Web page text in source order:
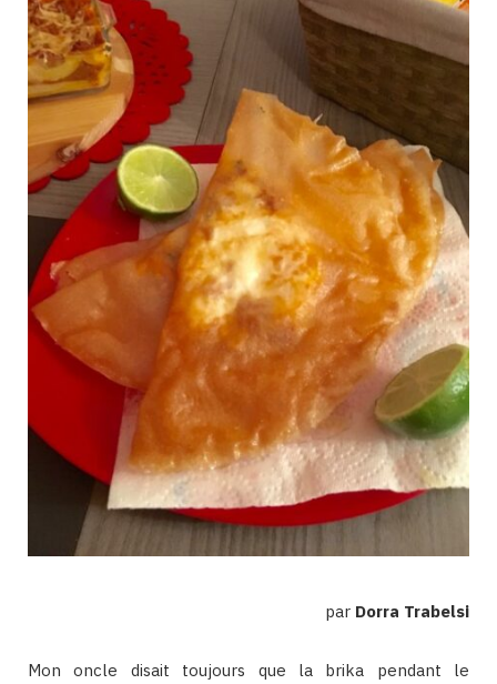
par Dorra Trabelsi
Mon oncle disait toujours que la brika pendant le